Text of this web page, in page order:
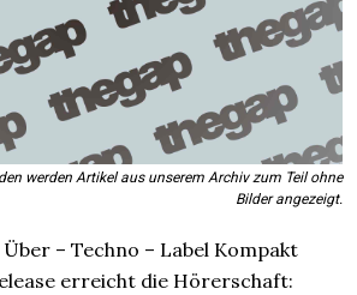
werden Artikel aus unserem Archiv zum Teil ohne
Bilder angezeigt.
– Techno – Label Kompakt
erreicht die Hörerschaft: